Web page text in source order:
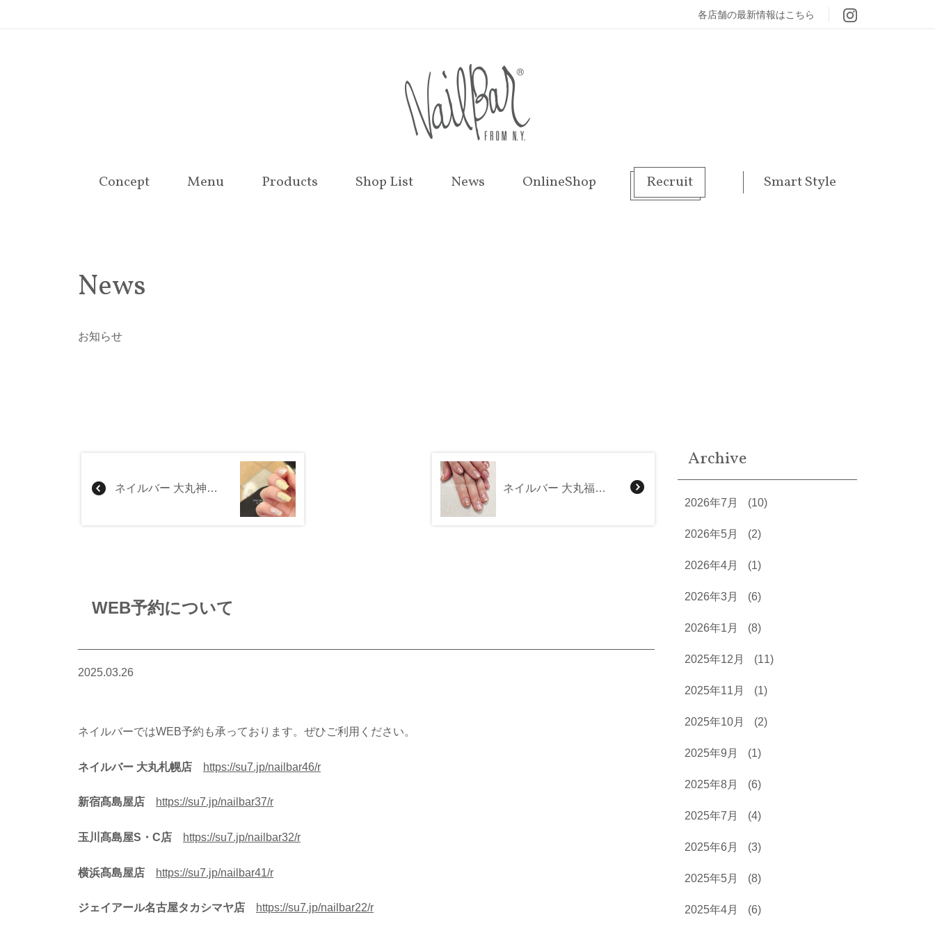
各店舗の最新情報はこちら
Concept Menu Products Shop List News OnlineShop Recruit Smart Style
News
お知らせ
ネイルバー 大丸神戸店 ネイルバー 大丸福岡天神店
WEB予約について
2025.03.26
ネイルバーではWEB予約も承っております。ぜひご利用ください。
ネイルバー 大丸札幌店 https://su7.jp/nailbar46/r
新宿髙島屋店 https://su7.jp/nailbar37/r
玉川髙島屋S・C店 https://su7.jp/nailbar32/r
横浜髙島屋店 https://su7.jp/nailbar41/r
ジェイアール名古屋タカシマヤ店 https://su7.jp/nailbar22/r
Archive
2026年7月 (10)
2026年5月 (2)
2026年4月 (1)
2026年3月 (6)
2026年1月 (8)
2025年12月 (11)
2025年11月 (1)
2025年10月 (2)
2025年9月 (1)
2025年8月 (6)
2025年7月 (4)
2025年6月 (3)
2025年5月 (8)
2025年4月 (6)